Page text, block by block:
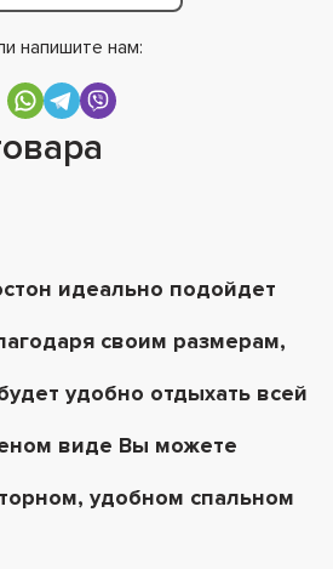
напишите нам:
идеально подойдет
своим размерам,
удобно отдыхать всей
виде Вы можете
удобном спальном